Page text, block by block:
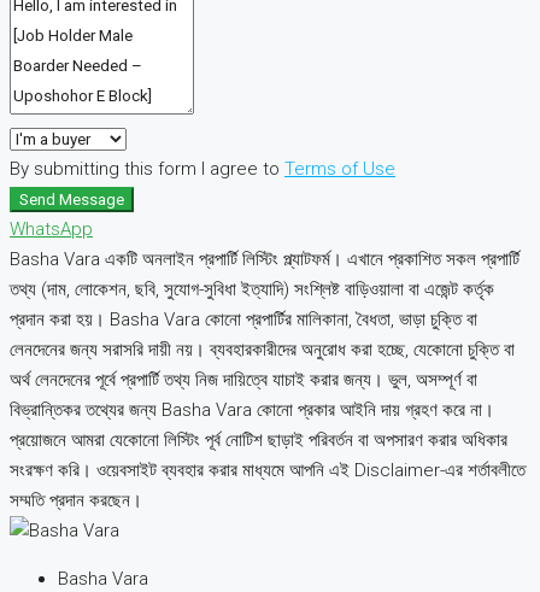
By submitting this form I agree to Terms of Use
Send Message
WhatsApp
Basha Vara একটি অনলাইন প্রপার্টি লিস্টিং প্ল্যাটফর্ম। এখানে প্রকাশিত সকল প্রপার্টি
তথ্য (দাম, লোকেশন, ছবি, সুযোগ-সুবিধা ইত্যাদি) সংশ্লিষ্ট বাড়িওয়ালা বা এজেন্ট কর্তৃক
প্রদান করা হয়। Basha Vara কোনো প্রপার্টির মালিকানা, বৈধতা, ভাড়া চুক্তি বা
লেনদেনের জন্য সরাসরি দায়ী নয়। ব্যবহারকারীদের অনুরোধ করা হচ্ছে, যেকোনো চুক্তি বা
অর্থ লেনদেনের পূর্বে প্রপার্টি তথ্য নিজ দায়িত্বে যাচাই করার জন্য। ভুল, অসম্পূর্ণ বা
বিভ্রান্তিকর তথ্যের জন্য Basha Vara কোনো প্রকার আইনি দায় গ্রহণ করে না।
প্রয়োজনে আমরা যেকোনো লিস্টিং পূর্ব নোটিশ ছাড়াই পরিবর্তন বা অপসারণ করার অধিকার
সংরক্ষণ করি। ওয়েবসাইট ব্যবহার করার মাধ্যমে আপনি এই Disclaimer-এর শর্তাবলীতে
সম্মতি প্রদান করছেন।
Basha Vara